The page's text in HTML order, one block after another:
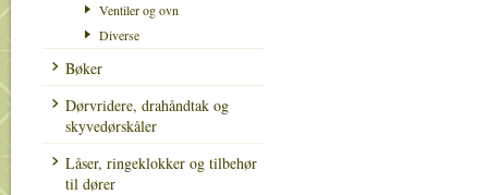
Ventiler og ovn
Diverse
Bøker
Dørvridere, drahåndtak og
skyvedørskåler
Låser, ringeklokker og tilbehør
til dører